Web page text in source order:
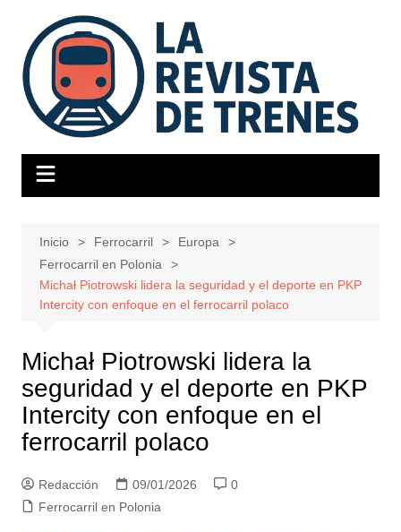
contenido
Inicio Ferrocarril
Europa
Ferrocarril en Polonia
Michał Piotrowski lidera la seguridad y el deporte en PKP
Intercity con enfoque en el ferrocarril polaco
Michał Piotrowski lidera la
seguridad y el deporte en PKP
Intercity con enfoque en el
ferrocarril polaco
Redacción 09/01/2026
0
Ferrocarril en Polonia